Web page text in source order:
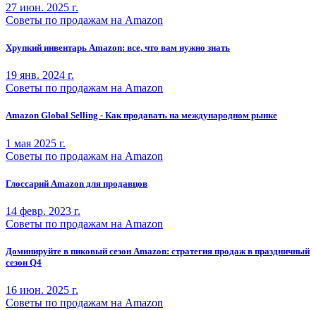
27 июн. 2025 г.
Советы по продажам на Amazon
Хрупкий инвентарь Amazon: все, что вам нужно знать
19 янв. 2024 г.
Советы по продажам на Amazon
Amazon Global Selling - Как продавать на международном рынке
1 мая 2025 г.
Советы по продажам на Amazon
Глоссарий Amazon для продавцов
14 февр. 2023 г.
Советы по продажам на Amazon
Доминируйте в пиковый сезон Amazon: стратегия продаж в праздничный
сезон Q4
16 июн. 2025 г.
Советы по продажам на Amazon